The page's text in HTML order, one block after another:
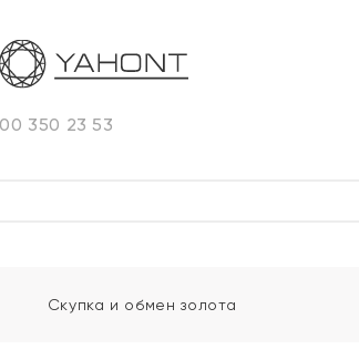
350 23 53
Скупка и обмен золота